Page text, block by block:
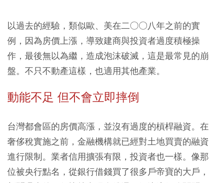
以過去的經驗，類似歐、美在二○○八年之前的實
例，因為房價上漲，導致建商與投資者過度積極操
作，最後無以為繼，造成泡沫破滅，這是最常見的崩
盤。不只不動產這樣，也適用其他產業。
動能不足 但不會立即摔倒
台灣都會區的房價高漲，並沒有過度的槓桿融資。在
奢侈稅實施之前，金融機構就已經對土地買賣的融資
進行限制。業者信用擴張有限，投資者也一樣。像那
位被央行點名，從銀行借錢買了很多戶帝寶的大戶，